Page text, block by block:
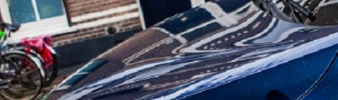
AFSTAND
AUTODELEN